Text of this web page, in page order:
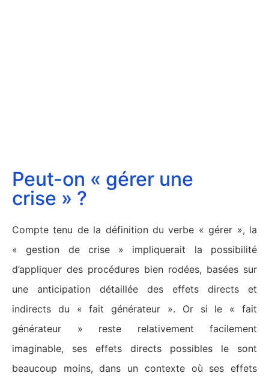
Peut-on « gérer une
crise » ?
Compte tenu de la définition du verbe « gérer », la
« gestion de crise » impliquerait la possibilité
d’appliquer des procédures bien rodées, basées sur
une anticipation détaillée des effets directs et
indirects du « fait générateur ». Or si le « fait
générateur » reste relativement facilement
imaginable, ses effets directs possibles le sont
beaucoup moins, dans un contexte où ses effets